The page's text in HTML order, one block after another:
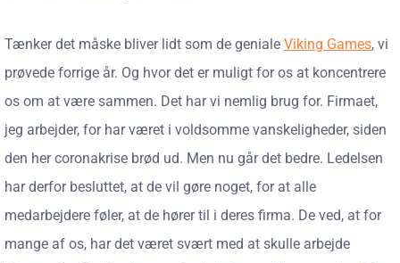
Tænker det måske bliver lidt som de geniale Viking Games, vi
prøvede forrige år. Og hvor det er muligt for os at koncentrere
os om at være sammen. Det har vi nemlig brug for. Firmaet,
jeg arbejder, for har været i voldsomme vanskeligheder, siden
den her coronakrise brød ud. Men nu går det bedre. Ledelsen
har derfor besluttet, at de vil gøre noget, for at alle
medarbejdere føler, at de hører til i deres firma. De ved, at for
mange af os, har det været svært med at skulle arbejde